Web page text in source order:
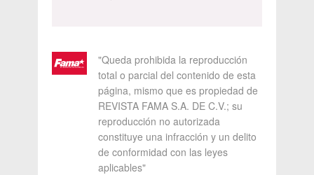
"Queda prohibida la reproducción
total o parcial del contenido de esta
página, mismo que es propiedad de
REVISTA FAMA S.A. DE C.V.; su
reproducción no autorizada
constituye una infracción y un delito
de conformidad con las leyes
aplicables"